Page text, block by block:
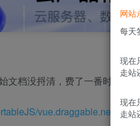
文档没捋清，费了一番时间好好
vue.draggable.next ，完
网站
每天
现在
走站
现在
走站